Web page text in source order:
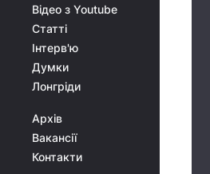
Відео з Youtube
Статті
Інтерв'ю
Думки
Лонгріди
Архів
Вакансії
Контакти